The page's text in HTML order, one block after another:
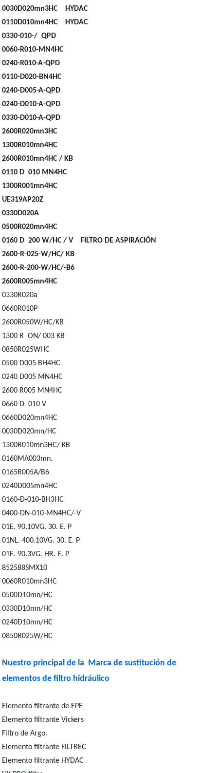
0030D020mn3HC HYDAC
0110D010mn4HC HYDAC
0330-010-/ QPD
0060-R010-MN4HC
0240-R010-A-QPD
0110-D020-BN4HC
0240-D005-A-QPD
0240-D010-A-QPD
0330-D010-A-QPD
2600R020mn3HC
1300R010mn4HC
2600R010mn4HC / KB
0110 D 010 MN4HC
1300R001mn4HC
UE319AP20Z
0330D020A
0500R020mn4HC
0160 D 200 W/HC / V FILTRO DE ASPIRACIÓN
2600-R-025-W/HC/ KB
2600-R-200-W/HC/-B6
2600R005mn4HC
0330R020a
0660R010P
2600R050W/HC/KB
1300 R ON/ 003 KB
0850R025WHC
0500 D005 BH4HC
0240 D005 MN4HC
2600 R005 MN4HC
0660 D 010 V
0660D020mn4HC
0030D020mn/HC
1300R010mn3HC/ KB
0160MA003mn.
0165R005A/B6
0240D005mn4HC
0160-D-010-BH3HC
0400-DN-010-MN4HC/-V
01E. 90.10VG. 30. E. P
01NL. 400.10VG. 30. E. P
01E. 90.3VG. HR. E. P
852588SMX10
0060R010mn3HC
0500D10mn/HC
0330D10mn/HC
0240D10mn/HC
0850R025W/HC
Nuestro principal de la Marca de sustitución de
elementos de filtro hidráulico
Elemento filtrante de EPE
Elemento filtrante Vickers
Filtro de Argo.
Elemento filtrante FILTREC
Elemento filtrante HYDAC